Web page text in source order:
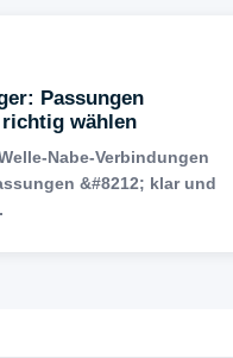
Passungen
wählen
Nabe-Verbindungen
&#8212; klar und